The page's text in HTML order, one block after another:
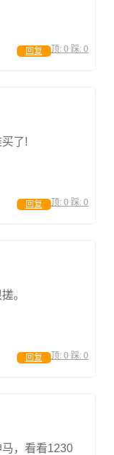
顶: 0 踩: 0
回复
了!
顶: 0 踩: 0
回复
。
顶: 0 踩: 0
回复
，看看1230